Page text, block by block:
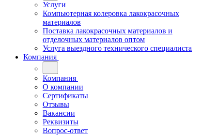
Услуги
Компьютерная колеровка лакокрасочных
материалов
Поставка лакокрасочных материалов и
отделочных материалов оптом
Услуга выездного технического специалиста
Компания
Компания
О компании
Сертификаты
Отзывы
Вакансии
Реквизиты
Вопрос-ответ